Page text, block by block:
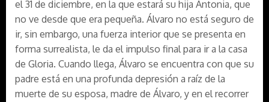
el 31 de diciembre, en la que estará su hija Antonia, que
no ve desde que era pequeña. Álvaro no está seguro de
ir, sin embargo, una fuerza interior que se presenta en
forma surrealista, le da el impulso final para ir a la casa
de Gloria. Cuando llega, Álvaro se encuentra con que su
padre está en una profunda depresión a raíz de la
muerte de su esposa, madre de Álvaro, y en el recorrer